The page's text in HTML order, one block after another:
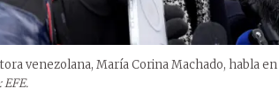
venezolana, María Corina Machado, habla
EFE.